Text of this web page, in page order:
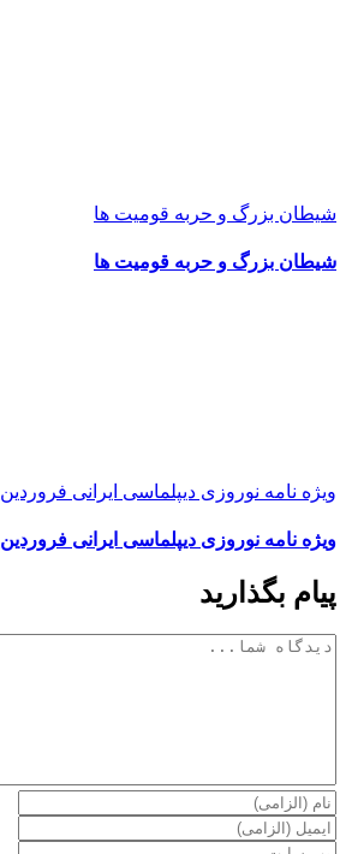
شیطان بزرگ و حربه قومیت ها
شیطان بزرگ و حربه قومیت ها
ویژه نامه نوروزی دیپلماسی ایرانی فروردین ۱۳۹۰
ویژه نامه نوروزی دیپلماسی ایرانی فروردین ۱۳۹۰
پیام بگذارید
دیدگاه